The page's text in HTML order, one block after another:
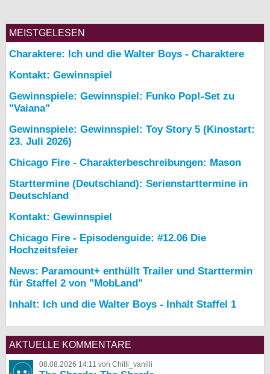
MEISTGELESEN
Charaktere: Ich und die Walter Boys - Charaktere
Kontakt: Gewinnspiel
Gewinnspiele: Gewinnspiel: Funko Pop!-Set zu
"Vaiana"
Gewinnspiele: Gewinnspiel: Toy Story 5 (Kinostart:
23. Juli 2026)
Chicago Fire - Charakterbeschreibungen: Mason
Starttermine (Deutschland): Serienstarttermine in
Deutschland
Kontakt: Gewinnspiel
Chicago Fire - Episodenguide: #12.06 Die
Hochzeitsfeier
News: Paramount+ enthüllt Trailer und Starttermin
für Staffel 2 von "MobLand"
Inhalt: Ich und die Walter Boys - Inhalt Staffel 1
AKTUELLE KOMMENTARE
08.08.2026 14:11 von Chilli_vanilli